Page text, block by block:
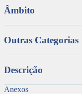
Âmbito
Outras Categorias
Descrição
Anexos